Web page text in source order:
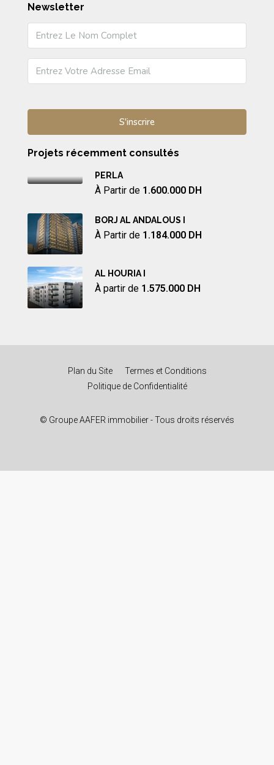
Newsletter
Projets récemment consultés
PERLA
À Partir de 1.600.000 DH
BORJ AL ANDALOUS I
À Partir de 1.184.000 DH
AL HOURIA I
À partir de 1.575.000 DH
Plan du Site
Termes et Conditions
Politique de Confidentialité
© Groupe AAFER immobilier - Tous droits réservés